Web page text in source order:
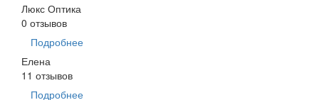
Люкс Оптика
0 отзывов
Подробнее
Елена
11 отзывов
Подробнее